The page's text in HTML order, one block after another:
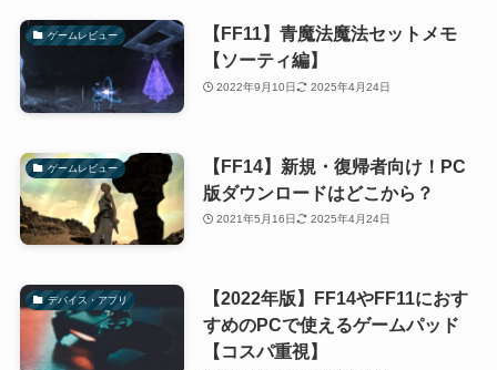
ゲームレビュー
【FF11】青魔法魔法セットメモ
【ソーティ編】
2022年9月10日 2025年4月24日
ゲームレビュー
【FF14】新規・復帰者向け！PC
版ダウンロードはどこから？
2021年5月16日 2025年4月24日
デバイス・アプリ
【2022年版】FF14やFF11におす
すめのPCで使えるゲームパッド
【コスパ重視】